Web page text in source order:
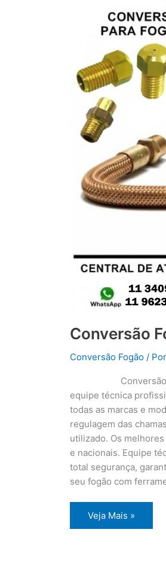
Conversão
Conversão Fogão / Por
equipe técnica
todas as marcas e
regulagem das
utilizado. Os
e nacionais. Equipe
total segurança,
seu fogão com
Conversão
Fogão
Ipiranga
Veja Mais »